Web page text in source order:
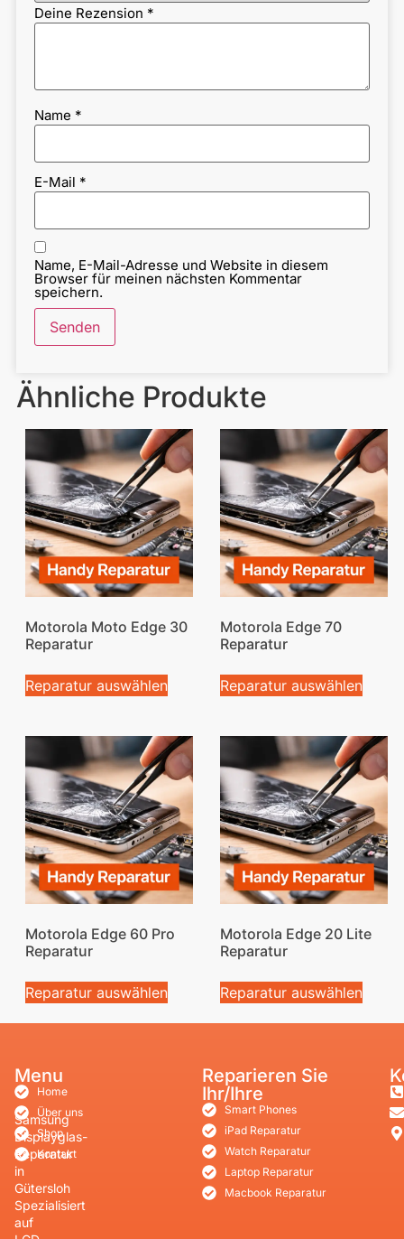
Deine Rezension *
Name *
E-Mail *
Name, E-Mail-Adresse und Website in diesem
Browser für meinen nächsten Kommentar
speichern.
Ähnliche Produkte
Motorola Moto Edge 30
Reparatur
Reparatur auswählen
Motorola Edge 70
Reparatur
Reparatur auswählen
Motorola Edge 60 Pro
Reparatur
Reparatur auswählen
Motorola Edge 20 Lite
Reparatur
Reparatur auswählen
Samsung
Displayglas-
Reparatur
in
Gütersloh
Spezialisiert
auf
Menu
Home
Über uns
Shop
Kontakt
Reparieren Sie
Ihr/Ihre
Smart Phones
iPad Reparatur
Watch Reparatur
Laptop Reparatur
Macbook Reparatur